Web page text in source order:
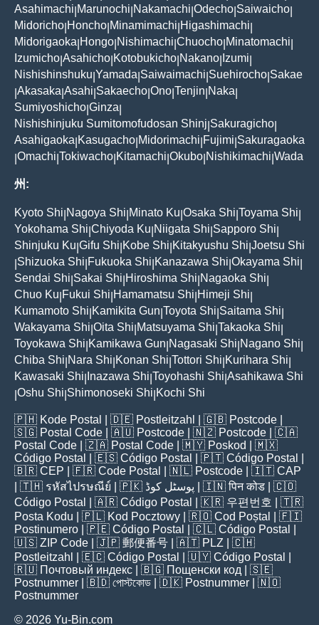
Asahimachi Marunochi Nakamachi Odecho Saiwaicho
Midoricho Honcho Minamimachi Higashimachi
Midorigaoka Hongo Nishimachi Chuocho Minatomachi
Izumicho Asahicho Kotobukicho Nakano Izumi
Nishishinshuku Yamada Saiwaimachi Suehirocho Sakae
Akasaka Asahi Sakaecho Ono Tenjin Naka
Sumiyoshicho Ginza
Nishishinjuku Sumitomofudosan Shinj Sakuragicho
Asahigaoka Kasugacho Midorimachi Fujimi Sakuragaoka
Omachi Tokiwacho Kitamachi Okubo Nishikimachi Wada
州:
Kyoto Shi Nagoya Shi Minato Ku Osaka Shi Toyama Shi
Yokohama Shi Chiyoda Ku Niigata Shi Sapporo Shi
Shinjuku Ku Gifu Shi Kobe Shi Kitakyushu Shi Joetsu Shi
Shizuoka Shi Fukuoka Shi Kanazawa Shi Okayama Shi
Sendai Shi Sakai Shi Hiroshima Shi Nagaoka Shi
Chuo Ku Fukui Shi Hamamatsu Shi Himeji Shi
Kumamoto Shi Kamikita Gun Toyota Shi Saitama Shi
Wakayama Shi Oita Shi Matsuyama Shi Takaoka Shi
Toyokawa Shi Kamikawa Gun Nagasaki Shi Nagano Shi
Chiba Shi Nara Shi Konan Shi Tottori Shi Kurihara Shi
Kawasaki Shi Inazawa Shi Toyohashi Shi Asahikawa Shi
Oshu Shi Shimonoseki Shi Kochi Shi
🇵🇭 Kode Postal | 🇩🇪 Postleitzahl | 🇬🇧 Postcode
🇸🇬 Postal Code | 🇦🇺 Postcode | 🇳🇿 Postcode | 🇨🇦
Postal Code | 🇿🇦 Postal Code | 🇲🇾 Poskod
| 🇲🇽
Código Postal
| 🇪🇸 Código Postal | 🇵🇹 Código Postal
🇧🇷 CEP | 🇫🇷 Code Postal | 🇳🇱 Postcode | 🇮🇹 CAP
| 🇹🇭 รหัสไปรษณีย์ | 🇵🇰 پوسٹل کوڈ | 🇮🇳पिन कोड | 🇨🇴
Código Postal
| 🇦🇷 Código Postal | 🇰🇷 우편번호
| 🇹🇷
Posta Kodu | 🇵🇱 Kod Pocztowy | 🇷🇴 Cod Poștal
| 🇫🇮
Postinumero | 🇵🇪 Código Postal | 🇨🇱 Código Postal
🇺🇸 ZIP Code | 🇯🇵 郵便番号 | 🇦🇹 PLZ | 🇨🇭
Postleitzahl
| 🇪🇨 Código Postal | 🇺🇾 Código Postal
🇷🇺 Почтовый индекс | 🇧🇬 Пощенски код | 🇸🇪
Postnummer | 🇧🇩 পোস্টকোড | 🇩🇰 Postnummer | 🇳🇴
Postnummer
© 2026 Yu-Bin.com